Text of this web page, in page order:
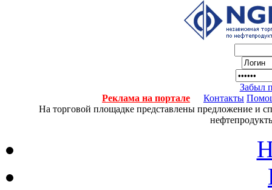
Забыл
Реклама на портале
Контакты
На торговой площадке представлены предложение и